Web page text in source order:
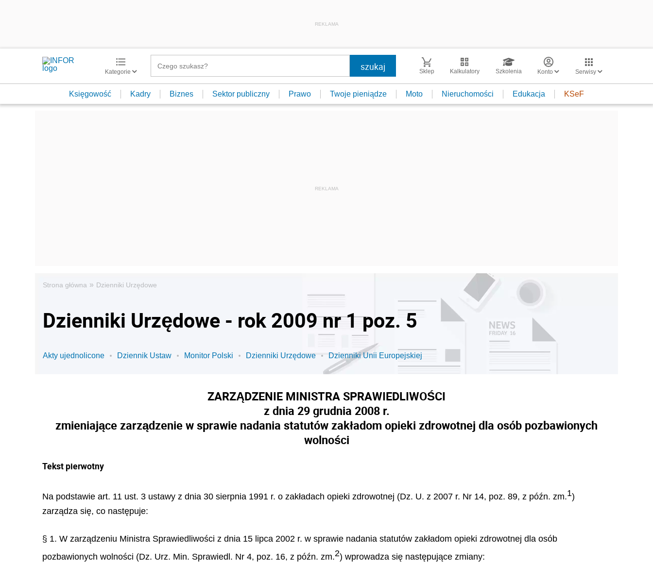
REKLAMA
Kategorie Sklep Kalkulatory Szkolenia Konto Serwisy
Księgowość Kadry Biznes Sektor publiczny Prawo Twoje pieniądze Moto Nieruchomości Edukacja KSeF
Strona główna » Dzienniki Urzędowe
Dzienniki Urzędowe - rok 2009 nr 1 poz. 5
Akty ujednolicone Dziennik Ustaw Monitor Polski Dzienniki Urzędowe Dzienniki Unii Europejskiej
ZARZĄDZENIE MINISTRA SPRAWIEDLIWOŚCI
z dnia 29 grudnia 2008 r.
zmieniające zarządzenie w sprawie nadania statutów zakładom opieki zdrowotnej dla osób pozbawionych
wolności
Tekst pierwotny
Na podstawie art. 11 ust. 3 ustawy z dnia 30 sierpnia 1991 r. o zakładach opieki zdrowotnej (Dz. U. z 2007 r. Nr 14, poz. 89, z późn. zm.1)
zarządza się, co następuje:
§ 1. W zarządzeniu Ministra Sprawiedliwości z dnia 15 lipca 2002 r. w sprawie nadania statutów zakładom opieki zdrowotnej dla osób
pozbawionych wolności (Dz. Urz. Min. Sprawiedl. Nr 4, poz. 16, z późn. zm.2) wprowadza się następujące zmiany: